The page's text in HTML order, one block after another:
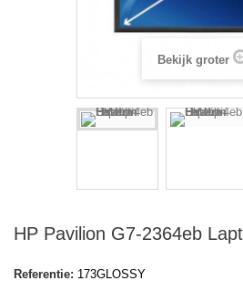
Bekijk groter
HP Pavilion G7-2364eb
Referentie: 173GLOSSY